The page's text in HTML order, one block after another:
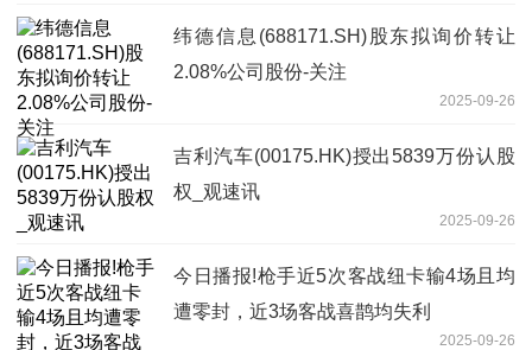
纬德信息(688171.SH)股东拟询价转让
2.08%公司股份-关注
2025-09-26
吉利汽车(00175.HK)授出5839万份认股
权_观速讯
2025-09-26
今日播报!枪手近5次客战纽卡输4场且均
遭零封，近3场客战喜鹊均失利
2025-09-26